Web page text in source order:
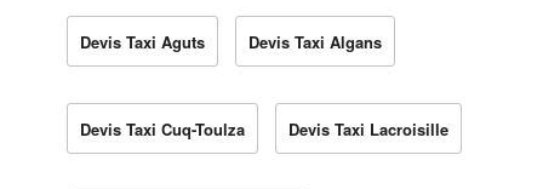
Devis Taxi Aguts Devis Taxi Algans
Devis Taxi Cuq-Toulza Devis Taxi Lacroisille